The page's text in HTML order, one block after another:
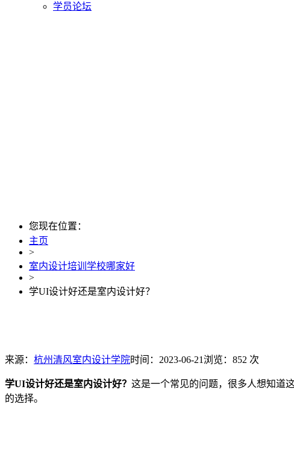
学员论坛
您现在位置：
主页
>
室内设计培训学校哪家好
>
学UI设计好还是室内设计好？
来源： 杭州清风室内设计学院时间：2023-06-21浏览：852 次
学UI设计好还是室内设计好？ 这是一个常见的问题，很多人想知道
的选择。